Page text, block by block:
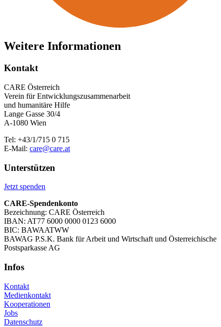
Weitere Informationen
Kontakt
CARE Österreich
Verein für Entwicklungszusammenarbeit
und humanitäre Hilfe
Lange Gasse 30/4
A-1080 Wien
Tel: +43/1/715 0 715
E-Mail: care@care.at
Unterstützen
Jetzt spenden
CARE-Spendenkonto
Bezeichnung: CARE Österreich
IBAN: AT77 6000 0000 0123 6000
BIC: BAWAATWW
BAWAG P.S.K. Bank für Arbeit und Wirtschaft und Österreichische
Postsparkasse AG
Infos
Kontakt
Medienkontakt
Kooperationen
Jobs
Datenschutz